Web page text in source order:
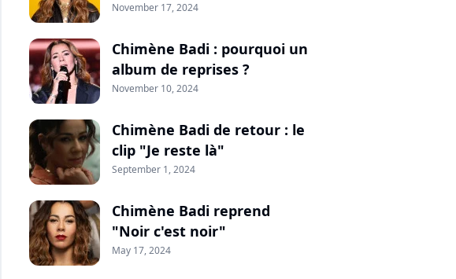
November 17, 2024
Chimène Badi : pourquoi un
album de reprises ?
November 10, 2024
Chimène Badi de retour : le
clip "Je reste là"
September 1, 2024
Chimène Badi reprend
"Noir c'est noir"
May 17, 2024